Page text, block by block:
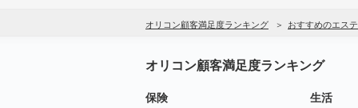
オリコン顧客満足度ランキング おすすめのエス
オリコン顧客満足度ランキング
保険 生活